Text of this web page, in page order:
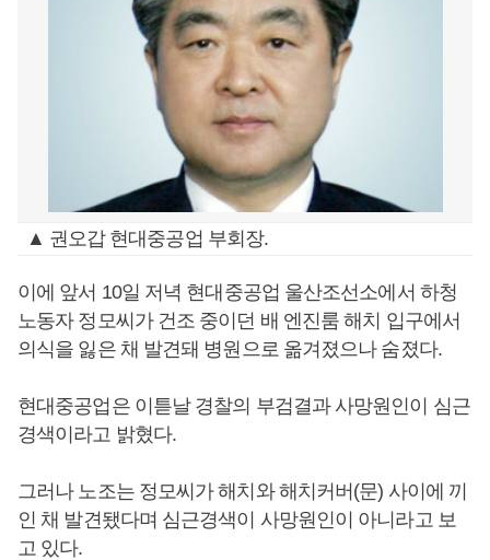
▲ 권오갑 현대중공업 부회장.
이에 앞서 10일 저녁 현대중공업 울산조선소에서 하청
노동자 정모씨가 건조 중이던 배 엔진룸 해치 입구에서
의식을 잃은 채 발견돼 병원으로 옮겨졌으나 숨졌다.
현대중공업은 이튿날 경찰의 부검결과 사망원인이 심근
경색이라고 밝혔다.
그러나 노조는 정모씨가 해치와 해치커버(문) 사이에 끼
인 채 발견됐다며 심근경색이 사망원인이 아니라고 보
고 있다.